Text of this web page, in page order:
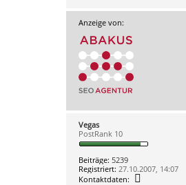
Anzeige von:
Vegas
PostRank 10
Beiträge: 5239
Registriert: 27.10.2007, 14:07
Kontaktdaten: